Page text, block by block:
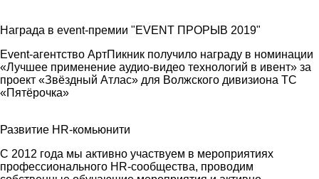
Награда в event-премии "EVENT ПРОРЫВ 2019"
Event-агентство АртПикник получило награду в номинации
«Лучшее применение аудио-видео технологий в ивент» за
проект «Звёздный Атлас» для Волжского дивизиона ТС
«Пятёрочка»
Развитие HR-комьюнити
С 2012 года мы активно участвуем в мероприятиях
профессионального HR-сообщества, проводим